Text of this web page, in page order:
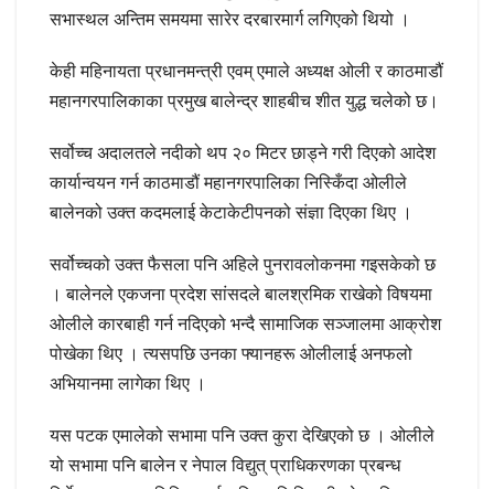
सभास्थल अन्तिम समयमा सारेर दरबारमार्ग लगिएको थियो ।
केही महिनायता प्रधानमन्त्री एवम् एमाले अध्यक्ष ओली र काठमाडौं
महानगरपालिकाका प्रमुख बालेन्द्र शाहबीच शीत युद्ध चलेको छ।
सर्वोच्च अदालतले नदीको थप २० मिटर छाड्ने गरी दिएको आदेश
कार्यान्वयन गर्न काठमाडौं महानगरपालिका निस्किँदा ओलीले
बालेनको उक्त कदमलाई केटाकेटीपनको संज्ञा दिएका थिए ।
सर्वोच्चको उक्त फैसला पनि अहिले पुनरावलोकनमा गइसकेको छ
। बालेनले‍ एकजना प्रदेश सांसदले बालश्रमिक राखेको विषयमा
ओलीले कारबाही गर्न नदिएको भन्दै सामाजिक सञ्जालमा आक्रोश
पोखेका थिए । त्यसपछि उनका फ्यानहरू ‌ओलीलाई अनफलो
अभियानमा लागेका थिए ।
यस पटक एमालेको सभामा पनि उक्त कुरा देखिएको छ । ओलीले
यो सभामा पनि बालेन र नेपाल विद्युत् प्राधिकरणका प्रबन्ध